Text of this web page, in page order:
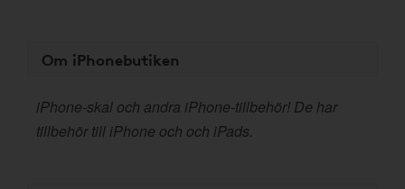
Om iPhonebutiken
iPhone-skal och andra iPhone-tillbehör! De har
tillbehör till iPhone och och iPads.